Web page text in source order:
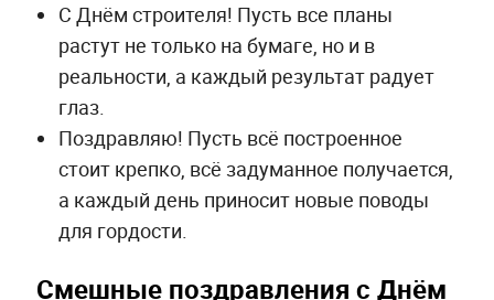
С Днём строителя! Пусть все планы
растут не только на бумаге, но и в
реальности, а каждый результат радует
глаз.
Поздравляю! Пусть всё построенное
стоит крепко, всё задуманное получается,
а каждый день приносит новые поводы
для гордости.
Смешные поздравления с Днём